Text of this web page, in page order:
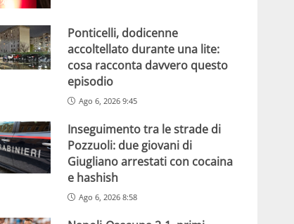
Ponticelli, dodicenne
accoltellato durante una lite:
cosa racconta davvero questo
episodio
Ago 6, 2026 9:45
Inseguimento tra le strade di
Pozzuoli: due giovani di
Giugliano arrestati con cocaina
e hashish
Ago 6, 2026 8:58